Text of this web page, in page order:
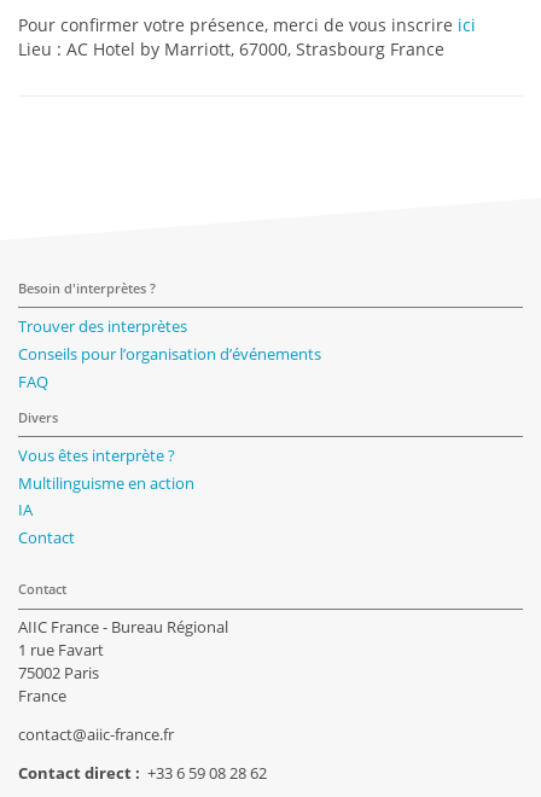
Pour confirmer votre présence, merci de vous inscrire ici
Lieu : AC Hotel by Marriott, 67000, Strasbourg France
Besoin d'interprètes ?
Trouver des interprètes
Conseils pour l’organisation d’événements
FAQ
Divers
Vous êtes interprète ?
Multilinguisme en action
IA
Contact
Contact
AIIC France - Bureau Régional
1 rue Favart
75002 Paris
France
contact@aiic-france.fr
Contact direct : +33 6 59 08 28 62